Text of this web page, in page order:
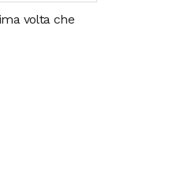
volta che